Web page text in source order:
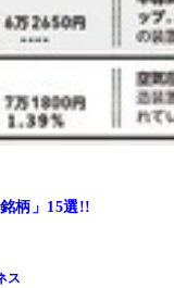
柄」15選!!
ス